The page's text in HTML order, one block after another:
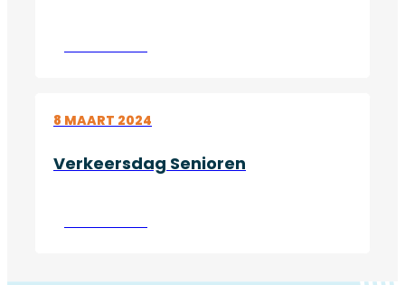
8 MAART 2024
Verkeersdag Senioren
Lees verder